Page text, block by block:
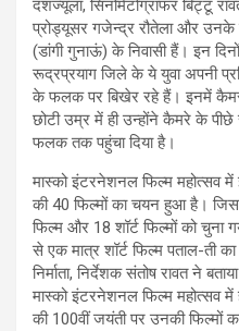
दशज्यूला, सिनोमेटोग्राफर बिट्टू
प्रोड्यूसर गजेन्द्र रौतेला और उनके
(डांगी गुनाऊं) के निवासी हैं। इन
रूद्रप्रयाग जिले के ये युवा अपनी
के फलक पर बिखेर रहे हैं। इनमें
छोटी उम्र में ही उन्होंने कैमरे के पीछे
फलक तक पहुंचा दिया है।
मास्को इंटरनेशनल फिल्म महोत्सव
की 40 फिल्मों का चयन हुआ है।
फिल्म और 18 शॉर्ट फिल्मों को चुना
से एक मात्र शॉर्ट फिल्म पताल-ती
निर्माता, निर्देशक संतोष रावत ने
मास्को इंटरनेशनल फिल्म महोत्सव
की 100वीं जयंती पर उनकी फिल्मों का